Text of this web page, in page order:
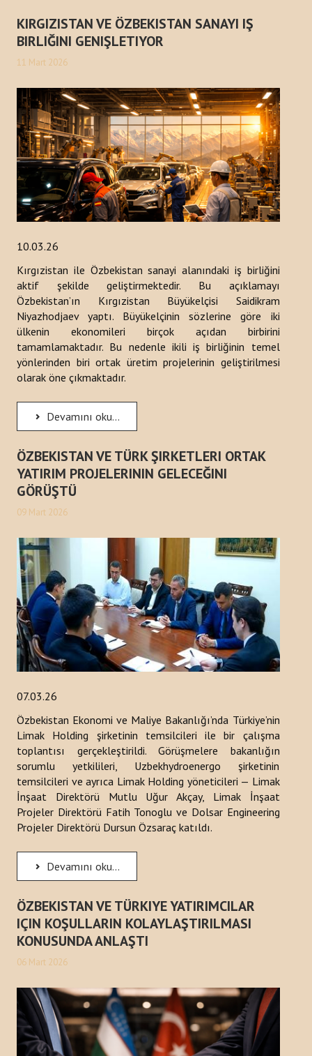
KIRGIZISTAN VE ÖZBEKISTAN SANAYI IŞ
BIRLIĞINI GENIŞLETIYOR
11 Mart 2026
10.03.26
Kırgızistan ile Özbekistan sanayi alanındaki iş birliğini
aktif şekilde geliştirmektedir. Bu açıklamayı
Özbekistan’ın Kırgızistan Büyükelçisi Saidikram
Niyazhodjaev yaptı. Büyükelçinin sözlerine göre iki
ülkenin ekonomileri birçok açıdan birbirini
tamamlamaktadır. Bu nedenle ikili iş birliğinin temel
yönlerinden biri ortak üretim projelerinin geliştirilmesi
olarak öne çıkmaktadır.
Devamını oku...
ÖZBEKISTAN VE TÜRK ŞIRKETLERI ORTAK
YATIRIM PROJELERININ GELECEĞINI
GÖRÜŞTÜ
09 Mart 2026
07.03.26
Özbekistan Ekonomi ve Maliye Bakanlığı’nda Türkiye’nin
Limak Holding şirketinin temsilcileri ile bir çalışma
toplantısı gerçekleştirildi. Görüşmelere bakanlığın
sorumlu yetkilileri, Uzbekhydroenergo şirketinin
temsilcileri ve ayrıca Limak Holding yöneticileri — Limak
İnşaat Direktörü Mutlu Uğur Akçay, Limak İnşaat
Projeler Direktörü Fatih Tonoglu ve Dolsar Engineering
Projeler Direktörü Dursun Özsaraç katıldı.
Devamını oku...
ÖZBEKISTAN VE TÜRKIYE YATIRIMCILAR
IÇIN KOŞULLARIN KOLAYLAŞTIRILMASI
KONUSUNDA ANLAŞTI
06 Mart 2026